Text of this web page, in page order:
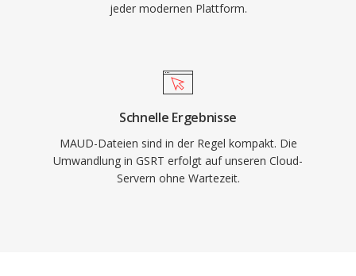
jeder modernen Plattform.
Schnelle Ergebnisse
MAUD-Dateien sind in der Regel kompakt. Die
Umwandlung in GSRT erfolgt auf unseren Cloud-
Servern ohne Wartezeit.